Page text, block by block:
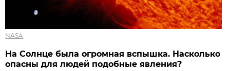
NASA
На Солнце была огромная вспышка. Насколько
опасны для людей подобные явления?